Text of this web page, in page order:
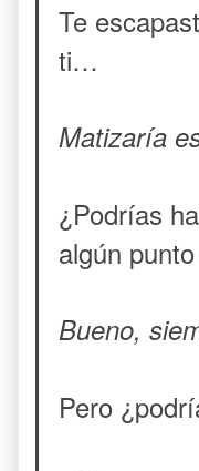
Te
ti…
Matizaría
¿Podrías
algún
Bueno,
Pero